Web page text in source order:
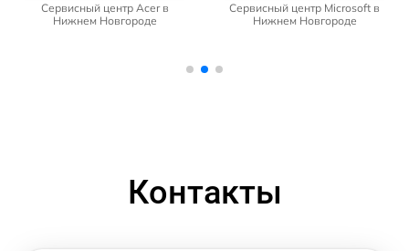
Сервисный центр Acer в
Нижнем Новгороде
Сервисный центр Microsoft в
Нижнем Новгороде
Контакты